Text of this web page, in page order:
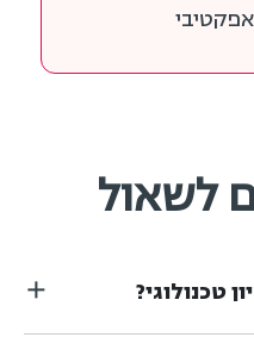
לשאול
טכנולוגי?